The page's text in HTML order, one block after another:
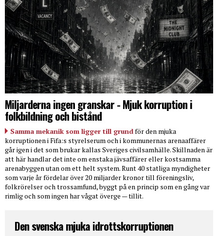
Miljarderna ingen granskar - Mjuk korruption i
folkbildning och bistånd
Samma mekanik som ligger till grundför den mjuka
korruptionen i Fifa:s styrelserum och i kommunernas arenaaffärer
går igen i det som brukar kallas Sveriges civilsamhälle. Skillnaden är
att här handlar det inte om enstaka jävsaffärer eller kostsamma
arenabyggen utan om ett helt system. Runt 40 statliga myndigheter
som varje år fördelar över 20 miljarder kronor till föreningsliv,
folkrörelser och trossamfund, byggt på en princip som en gång var
rimlig och som ingen har vågat överge — tillit.
Den svenska mjuka idrottskorruptionen